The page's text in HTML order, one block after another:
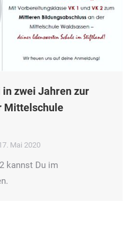
in zwei Jahren zur
Mittelschule
Mai 2020
kannst Du im